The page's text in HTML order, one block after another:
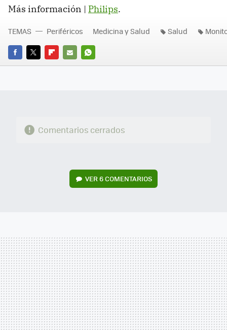
Más información | Philips.
FACEBOOK
TWITTERFLIPBOARD
E-
WHATSAPP
TEMAS Periféricos Medicina y Salud Salud
Comentarios cerrados
VER6 COMENTARIOS